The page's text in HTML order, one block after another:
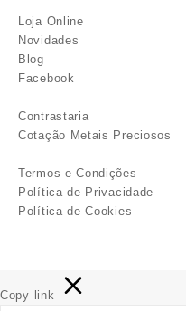
Loja Online
Novidades
Blog
Facebook
Contrastaria
Cotação Metais Preciosos
Termos e Condições
Política de Privacidade
Política de Cookies
Copy link